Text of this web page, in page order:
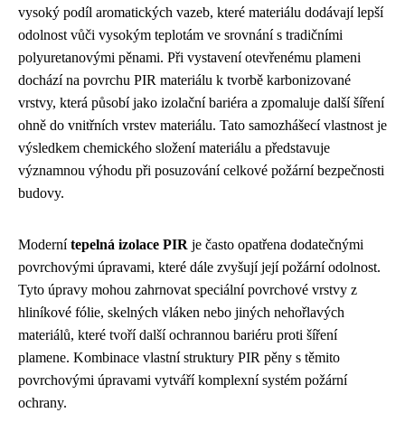
vysoký podíl aromatických vazeb, které materiálu dodávají lepší
odolnost vůči vysokým teplotám ve srovnání s tradičními
polyuretanovými pěnami. Při vystavení otevřenému plameni
dochází na povrchu PIR materiálu k tvorbě karbonizované
vrstvy, která působí jako izolační bariéra a zpomaluje další šíření
ohně do vnitřních vrstev materiálu. Tato samozhášecí vlastnost je
výsledkem chemického složení materiálu a představuje
významnou výhodu při posuzování celkové požární bezpečnosti
budovy.
Modernítepelná izolace PIR je často opatřena dodatečnými
povrchovými úpravami, které dále zvyšují její požární odolnost.
Tyto úpravy mohou zahrnovat speciální povrchové vrstvy z
hliníkové fólie, skelných vláken nebo jiných nehořlavých
materiálů, které tvoří další ochrannou bariéru proti šíření
plamene. Kombinace vlastní struktury PIR pěny s těmito
povrchovými úpravami vytváří komplexní systém požární
ochrany.